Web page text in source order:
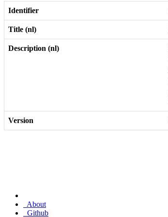
Identifier
Title (nl)
Description (nl)
Version
About
Github